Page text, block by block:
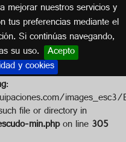
mejorar nuestros servicios y
tus preferencias mediante el
Si continúas navegando,
su uso. Acepto
y cookiesPIRATAS
:
file or directory in
min.phpon line305